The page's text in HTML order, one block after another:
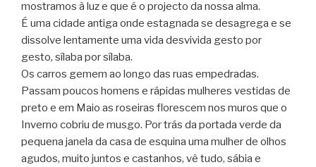
mostramos à luz e que é o projecto da nossa alma.
É uma cidade antiga onde estagnada se desagrega e se
dissolve lentamente uma vida desvivida gesto por
gesto, sílaba por sílaba.
Os carros gemem ao longo das ruas empedradas.
Passam poucos homens e rápidas mulheres vestidas de
preto e em Maio as roseiras florescem nos muros que o
Inverno cobriu de musgo. Por trás da portada verde da
pequena janela da casa de esquina uma mulher de olhos
agudos, muito juntos e castanhos, vê tudo, sábia e